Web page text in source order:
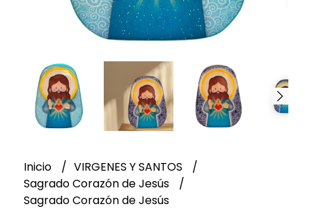
Inicio
VIRGENES Y SANTOS
Sagrado Corazón de Jesús
Sagrado Corazón de Jesús